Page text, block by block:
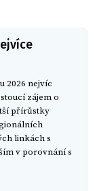
2026 nejvíc
zájem o
přírůstky
linkách s
v porovnání s